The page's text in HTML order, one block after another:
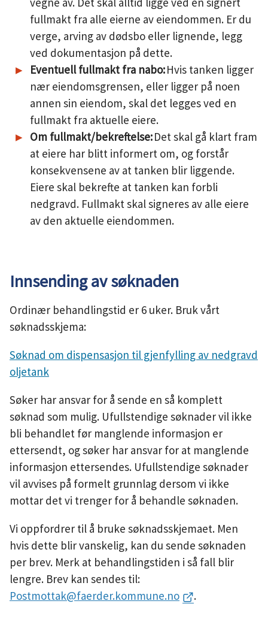
fullmakt fra alle eierne av eiendommen. Er du
verge, arving av dødsbo eller lignende, legg
ved dokumentasjon på dette.
Eventuell fullmakt fra nabo:Hvis tanken ligger
nær eiendomsgrensen, eller ligger på noen
annen sin eiendom, skal det legges ved en
fullmakt fra aktuelle eiere.
Om fullmakt/bekreftelse:Det skal gå klart fram
at eiere har blitt informert om, og forstår
konsekvensene av at tanken blir liggende.
Eiere skal bekrefte at tanken kan forbli
nedgravd. Fullmakt skal signeres av alle eiere
av den aktuelle eiendommen.
Innsending av søknaden
Ordinær behandlingstid er 6 uker. Bruk vårt
søknadsskjema:
Søknad om dispensasjon til gjenfylling av nedgravd
oljetank
Søker har ansvar for å sende en så komplett
søknad som mulig. Ufullstendige søknader vil ikke
bli behandlet før manglende informasjon er
ettersendt, og søker har ansvar for at manglende
informasjon ettersendes. Ufullstendige søknader
vil avvises på formelt grunnlag dersom vi ikke
mottar det vi trenger for å behandle søknaden.
Vi oppfordrer til å bruke søknadsskjemaet. Men
hvis dette blir vanskelig, kan du sende søknaden
per brev. Merk at behandlingstiden i så fall blir
lengre. Brev kan sendes til:
Postmottak@faerder.kommune.no
.